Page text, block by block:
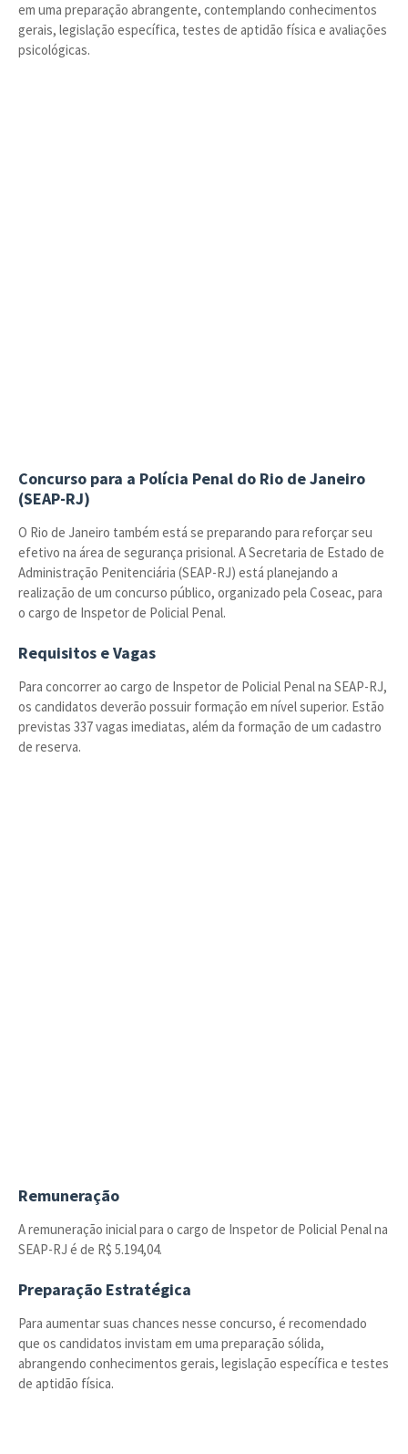
em uma preparação abrangente, contemplando conhecimentos
gerais, legislação específica, testes de aptidão física e avaliações
psicológicas.
Concurso para a Polícia Penal do Rio de Janeiro
(SEAP-RJ)
O Rio de Janeiro também está se preparando para reforçar seu
efetivo na área de segurança prisional. A Secretaria de Estado de
Administração Penitenciária (SEAP-RJ) está planejando a
realização de um concurso público, organizado pela Coseac, para
o cargo de Inspetor de Policial Penal.
Requisitos e Vagas
Para concorrer ao cargo de Inspetor de Policial Penal na SEAP-RJ,
os candidatos deverão possuir formação em nível superior. Estão
previstas 337 vagas imediatas, além da formação de um cadastro
de reserva.
Remuneração
A remuneração inicial para o cargo de Inspetor de Policial Penal na
SEAP-RJ é de R$ 5.194,04.
Preparação Estratégica
Para aumentar suas chances nesse concurso, é recomendado
que os candidatos invistam em uma preparação sólida,
abrangendo conhecimentos gerais, legislação específica e testes
de aptidão física.